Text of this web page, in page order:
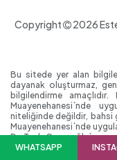
Copyright 2026
Bu sitede yer alan
dayanak oluşturmaz,
bilgilendirme
Muayenehanesi`nde
niteliğinde değildir, bahsi
Muayenehanesi`nde
Dr. Tarık Çavuşoğlu`nun
kişisel blog niteliğinde;
WHATSAPP